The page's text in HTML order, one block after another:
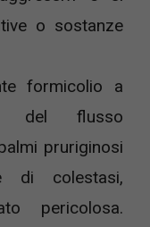
o sostanze
formicolio a
del flusso
pruriginosi
di colestasi,
pericolosa.